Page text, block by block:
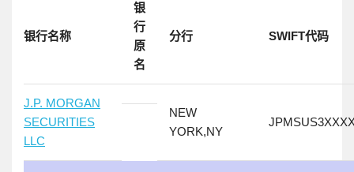
银行名称
银
行
原
名
分行 SWIFT代码
J.P. MORGAN
SECURITIES
LLC
NEW
YORK,NY